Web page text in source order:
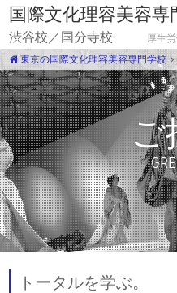
国際文化理容美容専
渋谷校／国分寺校
厚生
東京の国際文化理容美容専門学校
ご
トータルを学ぶ。